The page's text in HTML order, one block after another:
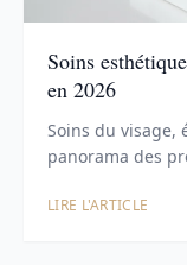
Soins
en 2026
Soins du visage,
panorama des
LIRE L'ARTICLE